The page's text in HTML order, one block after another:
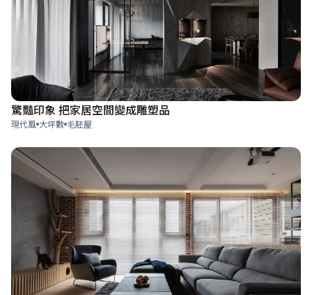
驚豔印象 把家居空間變成雕塑品
現代風 大坪數 毛胚屋